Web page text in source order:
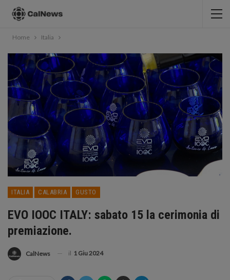
Home Italia
ITALIA CALABRIA GUSTO
EVO IOOC ITALY: sabato 15 la cerimonia di
premiazione.
CalNews il 1 Giu 2024